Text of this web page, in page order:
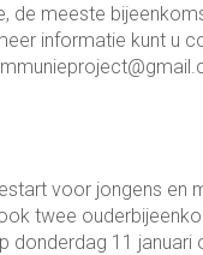
de meeste
informatie kunt u
voor jongens en
twee
11 januari